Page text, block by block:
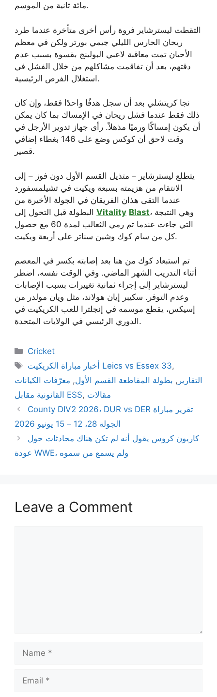
مائة ثانية من الموسم.
التقطت ليسترشاير فروة رأس أخرى متأخرة عندما طرد
ريحان الحارس الليلي جيمي بورتر ولكن في معظم
الأحيان تمت معاقبة لاعبي البولينج بقسوة بسبب عدم
دقتهم، بعد أن تفاقمت مشاكلهم من خلال الفشل في
استغلال الفرص الرئيسية.
نجا كريتشلي بعد أن سجل هدفًا واحدًا فقط، وإن كان
ذلك فقط عندما فشل ريحان في الإمساك بما كان يمكن
أن يكون إمساكًا ورميًا مذهلاً. رأى جهاز تدوير الأرجل في
وقت لاحق أن كوكس وضع على 146 بغطاء إضافي
قصير.
يتطلع ليسترشاير – متذيل القسم الأول دون فوز – إلى
الانتقام من هزيمته بسبعة ويكيت في تشيلمسفورد
عندما التقى هذان الفريقان في الجولة الأخيرة من
Vitality Blast، وهي النتيجة
التي جاءت عندما تم رمي الثعالب لمدة 60 مع حصول
كل من سام كوك وشين سناتر على أربعة ويكيت.
تم استبعاد كوك من هنا بعد إصابته بكسر في المعصم
أثناء التدريب الشهر الماضي. وفي الوقت نفسه، اضطر
ليسترشاير إلى إجراء ثمانية تغييرات بسبب الإصابات
وعدم التوفر. سكيبر إيان هولاند، مثل ويان مولدر من
إسيكس، يقطع موسمه في إنجلترا للعب الكريكيت في
الدوري الرئيسي في الولايات المتحدة.
Categories
Cricket
Tags
أخبار مباراة الكريكيت Leics vs Essex 33,
التقارير , بطولة المقاطعة القسم الأول, معرّفات الكيانات
القانونية مقابل ESS, مقالات
County DIV2 2026، DUR vs DER تقرير مباراة
الجولة 28، 12 – 15 يونيو 2026
كاريون كروس يقول أنه لم تكن هناك محادثات حول
عودة WWE، ولم يسمع من سموه
Leave a Comment
Name
Email